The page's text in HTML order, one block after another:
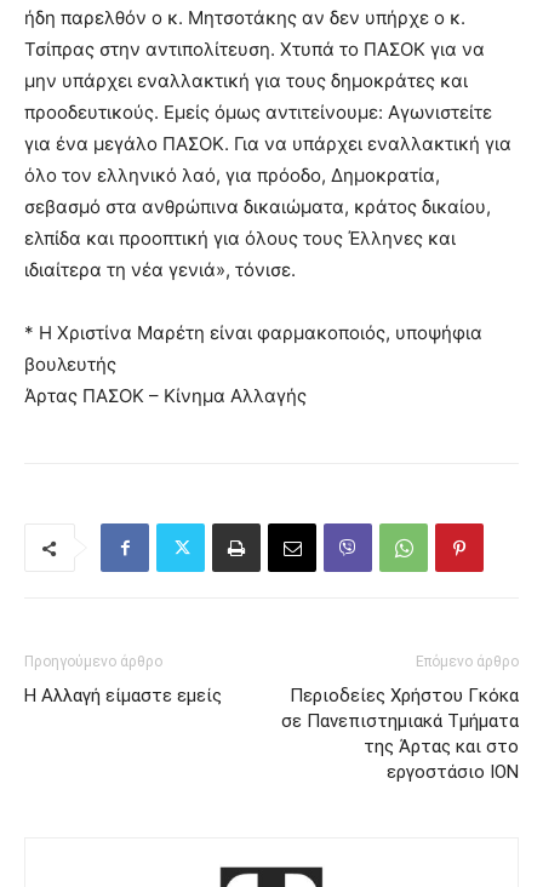
ήδη παρελθόν ο κ. Μητσοτάκης αν δεν υπήρχε ο κ.
Τσίπρας στην αντιπολίτευση. Χτυπά το ΠΑΣΟΚ για να
μην υπάρχει εναλλακτική για τους δημοκράτες και
προοδευτικούς. Εμείς όμως αντιτείνουμε: Αγωνιστείτε
για ένα μεγάλο ΠΑΣΟΚ. Για να υπάρχει εναλλακτική για
όλο τον ελληνικό λαό, για πρόοδο, Δημοκρατία,
σεβασμό στα ανθρώπινα δικαιώματα, κράτος δικαίου,
ελπίδα και προοπτική για όλους τους Έλληνες και
ιδιαίτερα τη νέα γενιά», τόνισε.
* Η Χριστίνα Μαρέτη είναι φαρμακοποιός, υποψήφια
βουλευτής
Άρτας ΠΑΣΟΚ – Κίνημα Αλλαγής
Προηγούμενο άρθρο
Η Αλλαγή είμαστε εμείς
Επόμενο άρθρο
Περιοδείες Χρήστου Γκόκα
σε Πανεπιστημιακά Τμήματα
της Άρτας και στο
εργοστάσιο ΙΟΝ